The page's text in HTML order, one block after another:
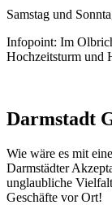
Samstag und
Infopoint: Im
Hochzeitsturm und
Darmstadt
Wie wäre es mit
Darmstädter
unglaubliche
Geschäfte vor Ort!